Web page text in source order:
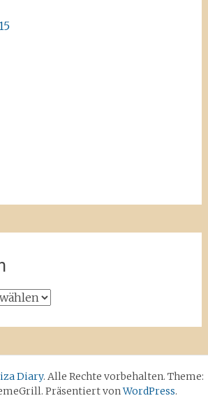
Diary. Alle Rechte vorbehalten. Theme:
Präsentiert vonWordPress.